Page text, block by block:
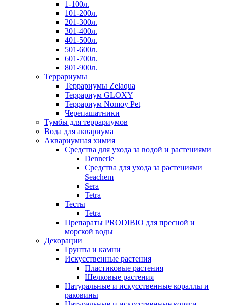
1-100л.
101-200л.
201-300л.
301-400л.
401-500л.
501-600л.
601-700л.
801-900л.
Террариумы
Террариумы Zelaqua
Террариум GLOXY
Террариум Nomoy Pet
Черепашатники
Тумбы для террариумов
Вода для аквариума
Аквариумная химия
Средства для ухода за водой и растениями
Dennerle
Средства для ухода за растениями
Seachem
Sera
Tetra
Тесты
Tetra
Препараты PRODIBIO для пресной и
морской воды
Декорации
Грунты и камни
Искусственные растения
Пластиковые растения
Шелковые растения
Натуральные и искусственные кораллы и
раковины